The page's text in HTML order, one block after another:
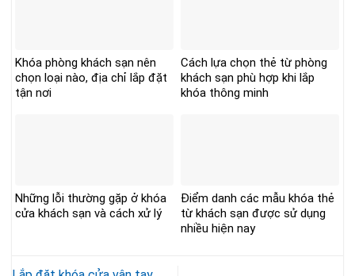
Khóa phòng khách sạn nên
chọn loại nào, địa chỉ lắp đặt
tận nơi
Cách lựa chọn thẻ từ phòng
khách sạn phù hợp khi lắp
khóa thông minh
Những lỗi thường gặp ở khóa
cửa khách sạn và cách xử lý
Điểm danh các mẫu khóa thẻ
từ khách sạn được sử dụng
nhiều hiện nay